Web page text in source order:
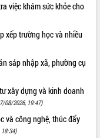
việc khám sức khỏe cho
xếp trường học và nhiều
sáp nhập xã, phường cụ
xây dựng và kinh doanh
08/2026, 19:47)
và công nghệ, thúc đẩy